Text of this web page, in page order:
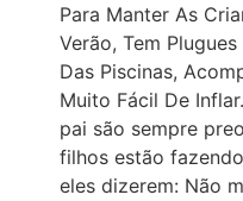
Para Manter As
Verão, Tem
Das Piscinas,
Muito Fácil De
pai são sempre
filhos estão
eles dizerem: Não